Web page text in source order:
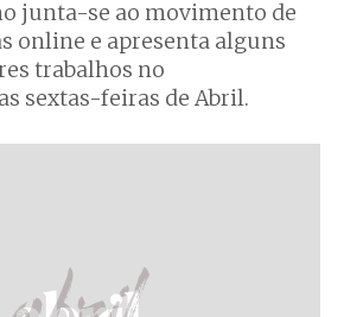
junta-se ao movimento de
online e apresenta alguns
trabalhos no
sextas-feiras de Abril.